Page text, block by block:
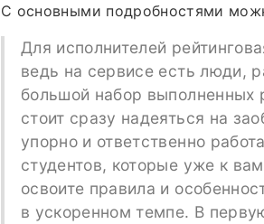
С основными подробностями
Для исполнителей
ведь на сервисе есть люди,
большой набор выполненных
стоит сразу надеяться на
упорно и ответственно
студентов, которые уже к
освоите правила и
в ускоренном темпе. В